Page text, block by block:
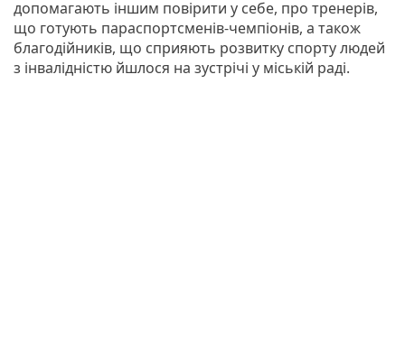
допомагають іншим повірити у себе, про тренерів,
що готують параспортсменів-чемпіонів, а також
благодійників, що сприяють розвитку спорту людей
з інвалідністю йшлося на зустрічі у міській раді.